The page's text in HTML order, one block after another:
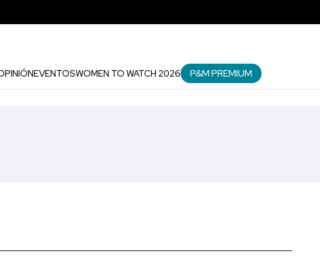
EVENTOSWOMEN TO WATCH 2026 P&M PREMIUM